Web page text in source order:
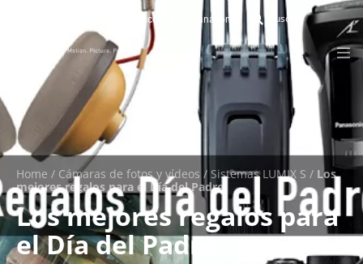
Acceso a MyPanasonic
Home / Cámaras de fotos y vídeos / Sistemas LUMIX S / Los
mejores regalos para el Día del Padre
Los mejores regalos para
el Día del Padre